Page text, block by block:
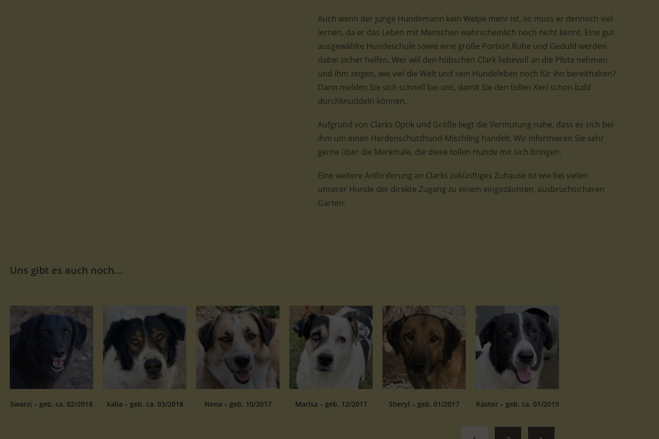
Auch wenn der junge Hundemann kein Welpe mehr ist, so muss er dennoch viel
lernen, da er das Leben mit Menschen wahrscheinlich noch nicht kennt. Eine gut
ausgewählte Hundeschule sowie eine große Portion Ruhe und Geduld werden
dabei sicher helfen. Wer will den hübschen Clark liebevoll an die Pfote nehmen
und ihm zeigen, wie viel die Welt und sein Hundeleben noch für ihn bereithalten?
Dann melden Sie sich schnell bei uns, damit Sie den tollen Kerl schon bald
durchknuddeln können.
Aufgrund von Clarks Optik und Größe liegt die Vermutung nahe, dass es sich bei
ihm um einen Herdenschutzhund-Mischling handelt. Wir informieren Sie sehr
gerne über die Merkmale, die diese tollen Hunde mit sich bringen.
Eine weitere Anforderung an Clarks zukünftiges Zuhause ist wie bei vielen
unserer Hunde der direkte Zugang zu einem eingezäunten, ausbruchsicheren
Garten.
Uns gibt es auch noch...
Swarzi – geb. ca. 02/2018 Xalia – geb. ca. 03/2018 Nena – geb. 10/2017 Marisa – geb. 12/2017 Sheryl – geb. 01/2017 Kastor – geb. ca. 01/2019